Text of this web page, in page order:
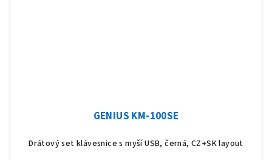
GENIUS KM-100SE
Drátový set klávesnice s myší USB, černá, CZ+SK layout